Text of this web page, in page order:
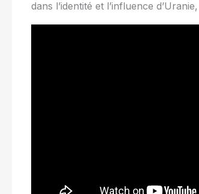
dans l’identité et l’influence